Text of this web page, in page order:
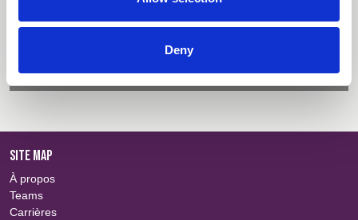
Deny
Gamme de coloris Connexion
SITE MAP
À propos
Teams
Carrières